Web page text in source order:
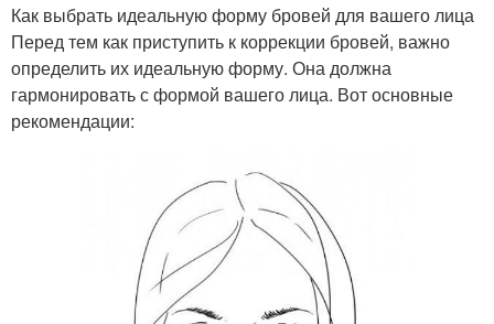
Как выбрать идеальную форму бровей для вашего лица
Перед тем как приступить к коррекции бровей, важно
определить их идеальную форму. Она должна
гармонировать с формой вашего лица. Вот основные
рекомендации: